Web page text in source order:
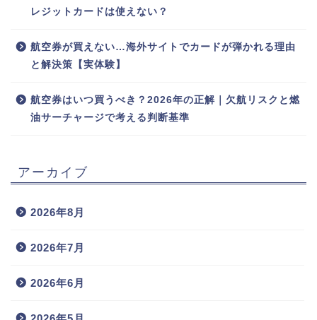
レジットカードは使えない？
航空券が買えない…海外サイトでカードが弾かれる理由
と解決策【実体験】
航空券はいつ買うべき？2026年の正解｜欠航リスクと燃
油サーチャージで考える判断基準
アーカイブ
2026年8月
2026年7月
2026年6月